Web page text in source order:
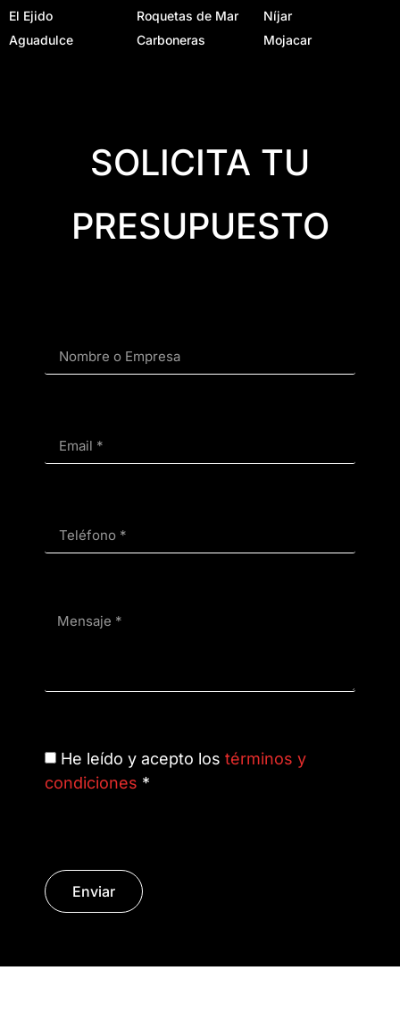
El Ejido
Roquetas de Mar
Níjar
Aguadulce
Carboneras Mojacar
SOLICITA TU
PRESUPUESTO
He leído y acepto los términos y
condiciones *
Enviar